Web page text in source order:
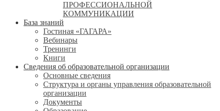
ПРОФЕССИОНАЛЬНОЙ
КОММУНИКАЦИИ
База знаний
Гостиная «ГАГАРА»
Вебинары
Тренинги
Книги
Сведения об образовательной организации
Основные сведения
Структура и органы управления образовательной
организации
Документы